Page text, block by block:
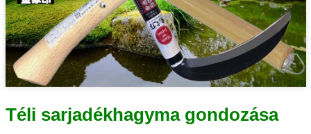
Téli sarjadékhagyma gondozása